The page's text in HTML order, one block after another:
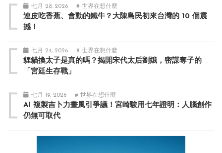
七月 28, 2026 # 世界在想什麼
連皮吃香蕉、會動的鐵牛？大陳島民初來台灣的 10 個震
撼！
七月 24, 2026 # 世界在想什麼
貍貓換太子是真的嗎？揭開宋代太后劉娥，密謀奪子的
「宮廷生存戰」
七月 19, 2026 # 世界在想什麼
AI 複製吉卜力畫風引爭議！宮崎駿用七年證明：人腦創作
仍無可取代